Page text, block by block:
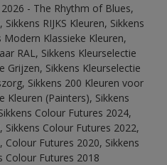
- The Rhythm of Blues,
RIJKS Kleuren, Sikkens
Klassieke Kleuren,
RAL, Sikkens Kleurselectie
Grijzen, Sikkens Kleurselectie
Sikkens 200 Kleuren voor
Kleuren (Painters), Sikkens
Colour Futures 2024,
Sikkens Colour Futures 2022,
Colour Futures 2020, Sikkens
Colour Futures 2018